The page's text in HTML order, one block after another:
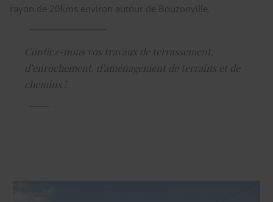
rayon de 20kms environ autour de Bouzonville.
Confiez-nous vos travaux de terrassement,
d’enrochement, d’aménagement de terrains et de
chemins !